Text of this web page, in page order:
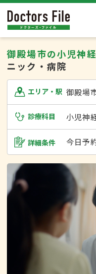
御殿場市の小児神
ニック・病院
エリア・駅 御殿場
診療科目 小児神
詳細条件 今日予